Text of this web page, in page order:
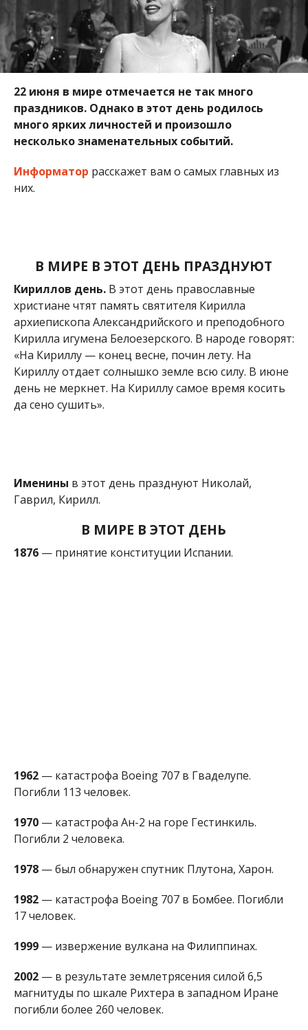
22 июня в мире отмечается не так много
праздников. Однако в этот день родилось
много ярких личностей и произошло
несколько знаменательных событий.
Информатор расскажет вам о самых главных из
них.
В МИРЕ В ЭТОТ ДЕНЬ ПРАЗДНУЮТ
Кириллов день. В этот день православные
христиане чтят память святителя Кирилла
архиепископа Александрийского и преподобного
Кирилла игумена Белоезерского. В народе говорят:
«На Кириллу — конец весне, почин лету. На
Кириллу отдает солнышко земле всю силу. В июне
день не меркнет. На Кириллу самое время косить
да сено сушить».
В МИРЕ В ЭТОТ ДЕНЬ
1876— принятие конституции Испании.
1970— катастрофа Ан-2 на горе Гестинкиль.
Погибли 2 человека.
1978— был обнаружен спутник Плутона, Харон.
17 человек.
1999— извержение вулкана на Филиппинах.
магнитуды по шкале Рихтера в западном Иране
КТО ИЗ ЗНАМЕНИТОСТЕЙ РОДИЛСЯ В
ЭТОТ ДЕНЬ